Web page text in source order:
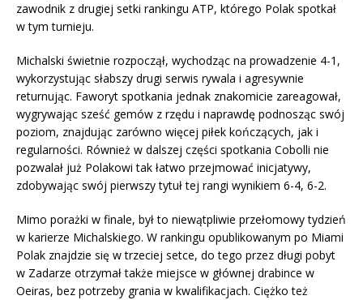
zawodnik z drugiej setki rankingu ATP, którego Polak spotkał
w tym turnieju.
Michalski świetnie rozpoczął, wychodząc na prowadzenie 4-1,
wykorzystując słabszy drugi serwis rywala i agresywnie
returnując. Faworyt spotkania jednak znakomicie zareagował,
wygrywając sześć gemów z rzędu i naprawdę podnosząc swój
poziom, znajdując zarówno więcej piłek kończących, jak i
regularności. Również w dalszej części spotkania Cobolli nie
pozwalał już Polakowi tak łatwo przejmować inicjatywy,
zdobywając swój pierwszy tytuł tej rangi wynikiem 6-4, 6-2.
Mimo porażki w finale, był to niewątpliwie przełomowy tydzień
w karierze Michalskiego. W rankingu opublikowanym po Miami
Polak znajdzie się w trzeciej setce, do tego przez długi pobyt
w Zadarze otrzymał także miejsce w głównej drabince w
Oeiras, bez potrzeby grania w kwalifikacjach. Ciężko też